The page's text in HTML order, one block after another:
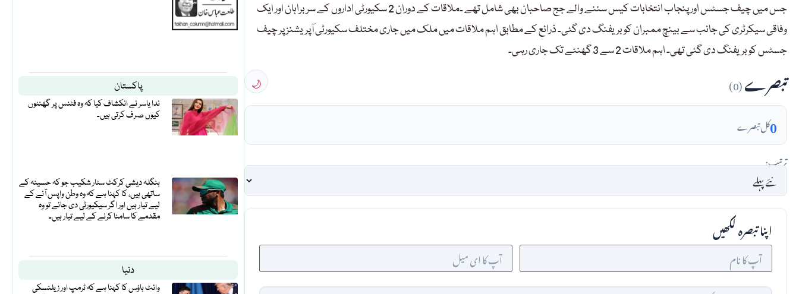
پاکستان
ندا یاسر نے انکشاف کیا کہ وہ فٹنس پر گھنٹوں
کیوں صرف کرتی ہیں۔
بنگلہ دیشی کرکٹ سٹار شکیب جو کہ حسینہ کے
ساتھی ہیں، کا کہنا ہے کہ وہ وطن واپس آنے کے
لیے تیار ہیں اور اگر سیکیورٹی دی جائے تو وہ
مقدمے کا سامنا کرنے کے لیے تیار ہیں۔
دنیا
وائٹ ہاؤس کا کہنا ہے کہ ٹرمپ اور زیلنسکی
جس میں چیف جسٹس اور پنجاب انتخابات کیس سننے والے جج صاحبان بھی شامل تھے ۔ملاقات کے دوران 2 سکیورٹی اداروں کے سربراہان اور ایک
وفاقی سیکرٹری کی جانب سے بینچ ممبران کو بریفنگ دی گئی۔ ذرائع کے مطابق اہم ملاقات میں ملک میں جاری مختلف سکیورٹی آپریشنز پر چیف
جسٹس کو بریفنگ دی گئی تھی۔ اہم ملاقات 2 سے 3 گھنٹے تک جاری رہی۔
تبصرے(0)
🌙
0کل تبصرے
ترتیب:
اپنا تبصرہ لکھیں